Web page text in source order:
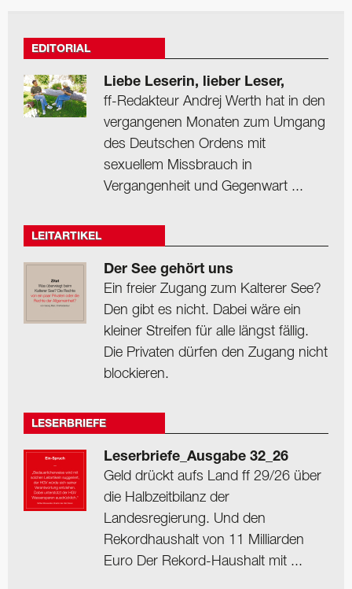
EDITORIAL
Liebe Leserin, lieber Leser,
ff-Redakteur Andrej Werth hat in den
vergangenen Monaten zum Umgang
des Deutschen Ordens mit
sexuellem Missbrauch in
Vergangenheit und Gegenwart ...
LEITARTIKEL
Der See gehört uns
Ein freier Zugang zum Kalterer See?
Den gibt es nicht. Dabei wäre ein
kleiner Streifen für alle längst fällig.
Die Privaten dürfen den Zugang nicht
blockieren.
LESERBRIEFE
Leserbriefe_Ausgabe 32_26
Geld drückt aufs Land ff 29/26 über
die Halbzeitbilanz der
Landesregierung. Und den
Rekordhaushalt von 11 Milliarden
Euro Der Rekord-Haushalt mit ...